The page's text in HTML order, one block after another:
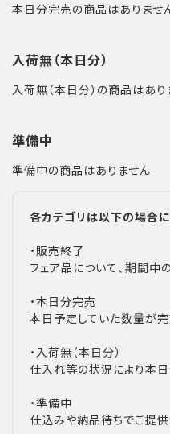
本日分完売の商品はありませ
入荷無（本日分）
入荷無（本日分）の商品はあり
準備中
準備中の商品はありません
各カテゴリは以下の場合に
・販売終了
フェア品について、期間
・本日分完売
本日予定していた数量が
・入荷無（本日分）
仕入れ等の状況により本
・準備中
仕込みや納品待ちでご提